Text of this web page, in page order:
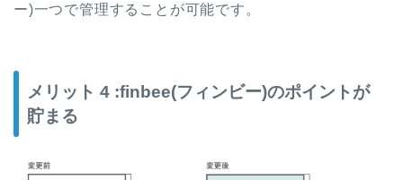
ー)一つで管理することが可能です。
メリット 4 :finbee(フィンビー)のポイントが
貯まる